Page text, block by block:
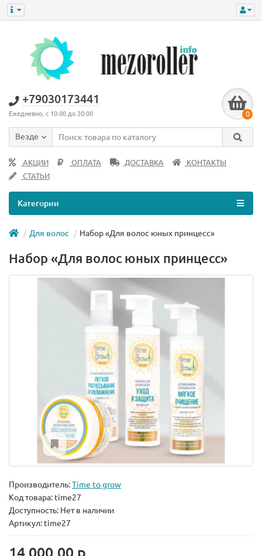
+79030173441
Ежедневно, с 10:00 до 20:00 0
Везде
АКЦИИ ОПЛАТА ДОСТАВКА
КОНТАКТЫ
СТАТЬИ
Категории
Для волос Набор «Для волос юных принцесс»
Набор «Для волос юных принцесс»
Производитель:Time to grow
Код товара: time27
Доступность: Нет в наличии
Артикул: time27
14 000.00 р.